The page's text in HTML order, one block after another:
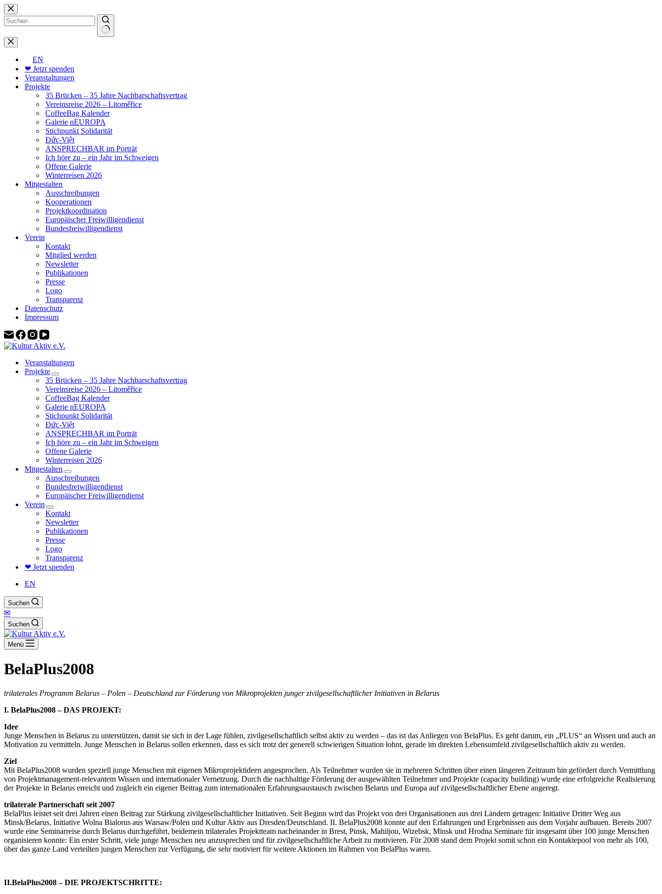
Zum
Inhalt
springen
Keine
Ergebnisse
EN
❤ Jetzt spenden
Veranstaltungen
Projekte
35 Brücken – 35 Jahre Nachbarschaftsvertrag
Vereinsreise 2026 – Litoměřice
CoffeeBag Kalender
Galerie nEUROPA
Stichpunkt Solidarität
Đức-Việt
ANSPRECHBAR im Porträt
Ich höre zu – ein Jahr im Schweigen
Offene Galerie
Winterreisen 2026
Mitgestalten
Ausschreibungen
Kooperationen
Projektkoordination
Europäischer Freiwilligendienst
Bundesfreiwilligendienst
Verein
Kontakt
Mitglied werden
Newsletter
Publikationen
Presse
Logo
Transparenz
Datenschutz
Impressum
Veranstaltungen
Projekte
35 Brücken – 35 Jahre Nachbarschaftsvertrag
Vereinsreise 2026 – Litoměřice
CoffeeBag Kalender
Galerie nEUROPA
Stichpunkt Solidarität
Đức-Việt
ANSPRECHBAR im Porträt
Ich höre zu – ein Jahr im Schweigen
Offene Galerie
Winterreisen 2026
Mitgestalten
Ausschreibungen
Bundesfreiwilligendienst
Europäischer Freiwilligendienst
Verein
Kontakt
Newsletter
Publikationen
Presse
Logo
Transparenz
❤ Jetzt spenden
EN
Suchen
✉
Suchen
Menü
BelaPlus2008
trilaterales Programm Belarus – Polen – Deutschland zur Förderung von Mikroprojekten junger zivilgesellschaftlicher Initiativen in Belarus
I. BelaPlus2008 – DAS PROJEKT:
Idee
Junge Menschen in Belarus zu unterstützen, damit sie sich in der Lage fühlen, zivilgesellschaftlich selbst aktiv zu werden – das ist das Anliegen von BelaPlus. Es geht darum, ein „PLUS“ an Wissen und auch an
Motivation zu vermitteln. Junge Menschen in Belarus sollen erkennen, dass es sich trotz der generell schwierigen Situation lohnt, gerade im direkten Lebensumfeld zivilgesellschaftlich aktiv zu werden.
Ziel
Mit BelaPlus2008 wurden speziell junge Menschen mit eigenen Mikroprojektideen angesprochen. Als Teilnehmer wurden sie in mehreren Schritten über einen längeren Zeitraum hin gefördert durch Vermittlung
von Projektmanagement-relevantem Wissen und internationaler Vernetzung. Durch die nachhaltige Förderung der ausgewählten Teilnehmer und Projekte (capacity building) wurde eine erfolgreiche Realisierung
der Projekte in Belarus erreicht und zugleich ein eigener Beitrag zum internationalen Erfahrungsaustausch zwischen Belarus und Europa auf zivilgesellschaftlicher Ebene angeregt.
trilaterale Partnerschaft seit 2007
BelaPlus leistet seit drei Jahren einen Beitrag zur Stärkung zivilgesellschaftlicher Initiativen. Seit Beginn wird das Projekt von drei Organisationen aus drei Ländern getragen: Initiative Dritter Weg aus
Minsk/Belarus, Initiative Wolna Bialorus aus Warsaw/Polen und Kultur Aktiv aus Dresden/Deutschland. II. BelaPlus2008 konnte auf den Erfahrungen und Ergebnissen aus dem Vorjahr aufbauen. Bereits 2007
wurde eine Seminarreise durch Belarus durchgeführt, beidemein trilaterales Projektteam nacheinander in Brest, Pinsk, Mahiljou, Wizebsk, Minsk und Hrodna Seminare für insgesamt über 100 junge Menschen
organisieren konnte: Ein erster Schritt, viele junge Menschen neu anzusprechen und für zivilgesellschaftliche Arbeit zu motivieren. Für 2008 stand dem Projekt somit schon ein Kontaktepool von mehr als 100,
über das ganze Land verteilten jungen Menschen zur Verfügung, die sehr motiviert für weitere Aktionen im Rahmen von BelaPlus waren.
II.BelaPlus2008 – DIE PROJEKTSCHRITTE: